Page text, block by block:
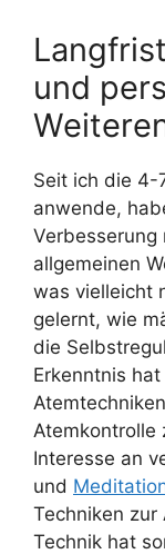
und
Seit ich die 4-
anwende,
Verbesserung
allgemeinen
was vielleicht
gelernt, wie
die
Erkenntnis
Atemkontrolle
Interesse an
und
Techniken zur
Technik hat